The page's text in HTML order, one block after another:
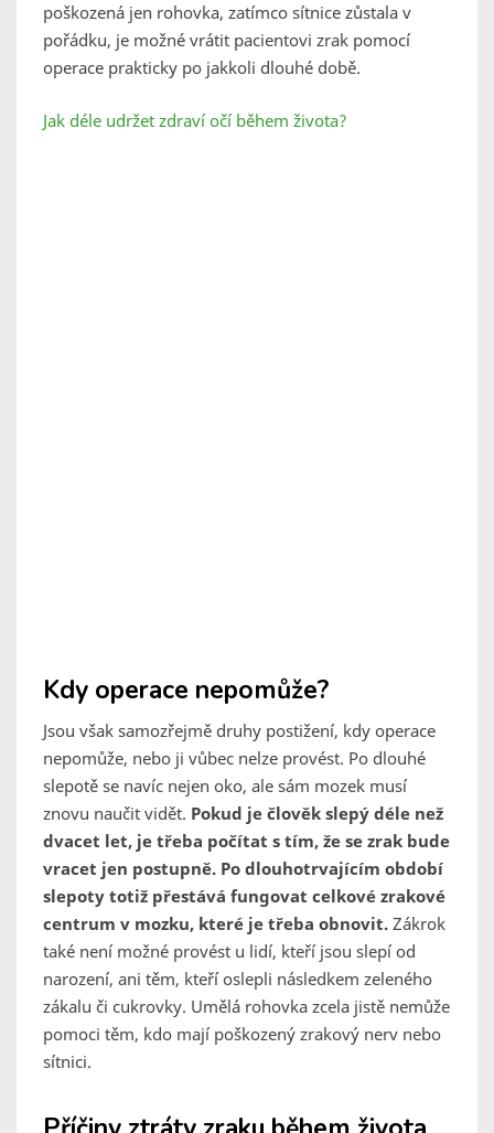
poškozená jen rohovka, zatímco sítnice zůstala v
pořádku, je možné vrátit pacientovi zrak pomocí
operace prakticky po jakkoli dlouhé době.
Jak déle udržet zdraví očí během života?
Kdy operace nepomůže?
Jsou však samozřejmě druhy postižení, kdy operace
nepomůže, nebo ji vůbec nelze provést. Po dlouhé
slepotě se navíc nejen oko, ale sám mozek musí
znovu naučit vidět. Pokud je člověk slepý déle než
dvacet let, je třeba počítat s tím, že se zrak bude
vracet jen postupně. Po dlouhotrvajícím období
slepoty totiž přestává fungovat celkové zrakové
centrum v mozku, které je třeba obnovit. Zákrok
také není možné provést u lidí, kteří jsou slepí od
narození, ani těm, kteří oslepli následkem zeleného
zákalu či cukrovky. Umělá rohovka zcela jistě nemůže
pomoci těm, kdo mají poškozený zrakový nerv nebo
sítnici.